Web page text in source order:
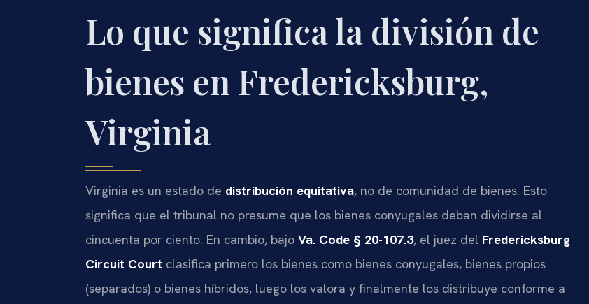
Lo que significa la división de
bienes en Fredericksburg,
Virginia
Virginia es un estado de distribución equitativa, no de comunidad de bienes. Esto
significa que el tribunal no presume que los bienes conyugales deban dividirse al
cincuenta por ciento. En cambio, bajo Va. Code § 20-107.3, el juez del Fredericksburg
Circuit Court clasifica primero los bienes como bienes conyugales, bienes propios
(separados) o bienes híbridos, luego los valora y finalmente los distribuye conforme a